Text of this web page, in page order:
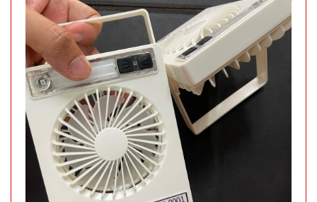
70.000 đ
TÌNH
TRẠNG:
CÒN HÀNG